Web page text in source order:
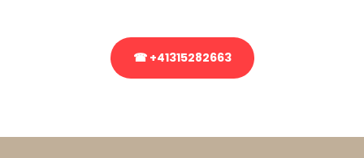
☎ +41315282663